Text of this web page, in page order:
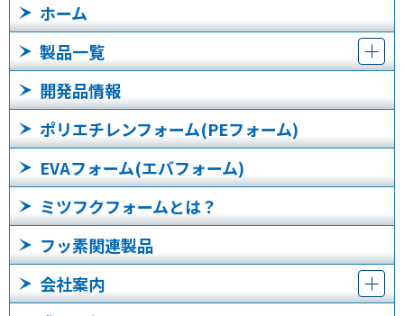
ホーム
製品一覧
開発品情報
ポリエチレンフォーム(PEフォーム)
EVAフォーム(エバフォーム)
ミツフクフォームとは？
フッ素関連製品
会社案内